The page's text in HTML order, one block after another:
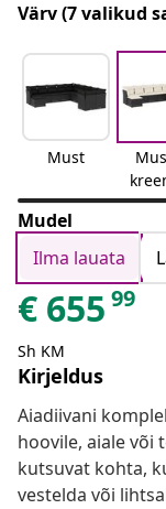
Värv(7 valikud
Must
Mudel
Ilma lauata
€ 655 99
Sh KM
Kirjeldus
Aiadiivani
hoovile, aiale või
kutsuvat kohta,
vestelda või